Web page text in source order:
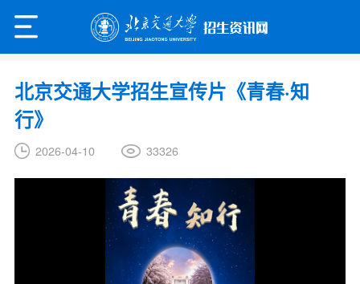
北京交通大学招生宣传片《青春·知
行》
2026-04-10 33326